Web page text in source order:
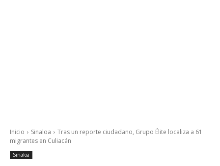
Inicio Sinaloa
Tras un reporte ciudadano, Grupo Élite localiza a 61
migrantes en Culiacán
Sinaloa